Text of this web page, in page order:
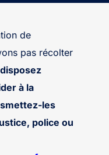
de
pas récolter
à la
les
police ou